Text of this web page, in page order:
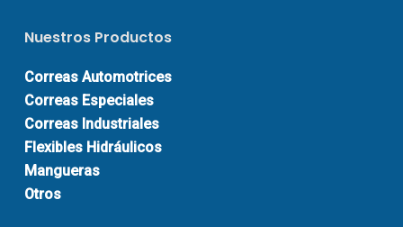
Nuestros Productos
Correas Automotrices
Correas Especiales
Correas Industriales
Flexibles Hidráulicos
Mangueras
Otros